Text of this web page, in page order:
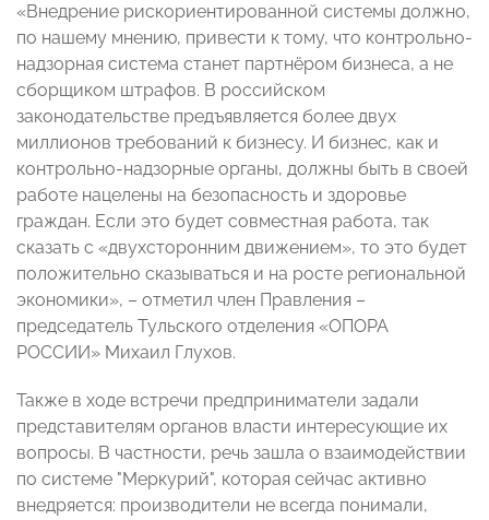
«Внедрение рискориентированной системы должно,
по нашему мнению, привести к тому, что контрольно-
надзорная система станет партнёром бизнеса, а не
сборщиком штрафов. В российском
законодательстве предъявляется более двух
миллионов требований к бизнесу. И бизнес, как и
контрольно-надзорные органы, должны быть в своей
работе нацелены на безопасность и здоровье
граждан. Если это будет совместная работа, так
сказать с «двухсторонним движением», то это будет
положительно сказываться и на росте региональной
экономики», – отметил член Правления –
председатель Тульского отделения «ОПОРА
РОССИИ» Михаил Глухов.
Также в ходе встречи предприниматели задали
представителям органов власти интересующие их
вопросы. В частности, речь зашла о взаимодействии
по системе "Меркурий", которая сейчас активно
внедряется: производители не всегда понимали,